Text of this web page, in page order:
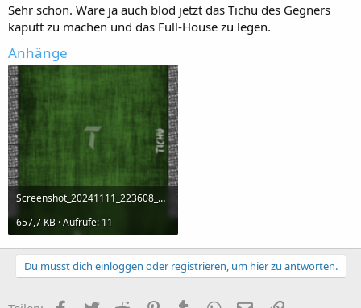
Sehr schön. Wäre ja auch blöd jetzt das Tichu des Gegners
kaputt zu machen und das Full-House zu legen.
Anhänge
Screenshot_20241111_223608_Tichu one.png
657,7 KB · Aufrufe: 11
Du musst dich einloggen oder registrieren, um hier zu antworten.